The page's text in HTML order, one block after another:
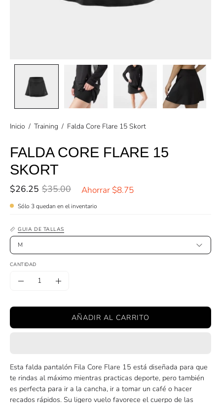
Inicio / Training / Falda Core Flare 15 Skort
FALDA CORE FLARE 15
SKORT
$26.25 $35.00 Ahorrar $8.75
Sólo 3quedan en el inventario
GUIA DE TALLAS
M
CANTIDAD
Cantidad
Aumentar
cantidad
AÑADIR AL CARRITO
Esta falda pantalón Fila Core Flare 15 está diseñada para que
te rindas al máximo mientras practicas deporte, pero también
es perfecta para ir a la cancha, ir a tomar un café o hacer
recados rápidos. Su ligero vuelo favorece el cuerpo de las